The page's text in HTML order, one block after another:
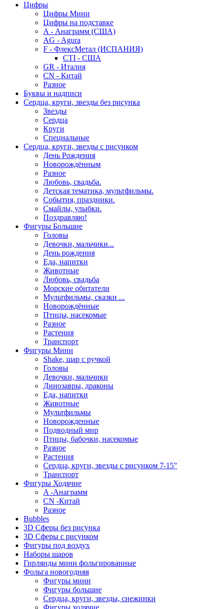
Цифры
Цифры Мини
Цифры на подставке
A - Анаграмм (США)
AG - Agura
F - ФлексМетал (ИСПАНИЯ)
CTI - США
GR - Италия
CN - Китай
Разное
Буквы и надписи
Сердца, круги, звезды без рисунка
Звезды
Сердца
Круги
Специальные
Сердца, круги, звезды с рисунком
День Рождения
Новорождённым
Разное
Любовь, свадьба.
Детская тематика, мультфильмы.
События, праздники.
Смайлы, улыбки.
Поздравляю!
Фигуры Большие
Головы
Девочки, мальчики...
День рождения
Еда, напитки
Животные
Любовь, свадьба
Морские обитатели
Мультфильмы, сказки ...
Новорождённые
Птицы, насекомые
Разное
Растения
Транспорт
Фигуры Мини
Shake, шар с ручкой
Головы
Девочки, мальчики
Динозавры, драконы
Еда, напитки
Животные
Мультфильмы
Новорожденные
Подводный мир
Птицы, бабочки, насекомые
Разное
Растения
Сердца, круги, звезды с рисунком 7-15"
Транспорт
Фигуры Ходячие
A -Анаграмм
CN -Китай
Разное
Bubbles
3D Сферы без рисунка
3D Сферы с рисунком
Фигуры под воздух
Наборы шаров
Гирлянды мини фольгированные
Фольга новогодняя
Фигуры мини
Фигуры большие
Сердца, круги, звезды, снежинки
Фигуры ходячие